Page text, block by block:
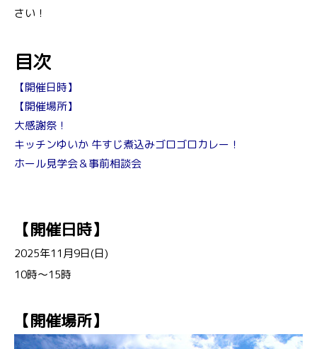
さい！
目次
【開催日時】
【開催場所】
大感謝祭！
キッチンゆいか 牛すじ煮込みゴロゴロカレー！
ホール見学会＆事前相談会
【開催日時】
2025年11月9日(日)
10時～15時
【開催場所】